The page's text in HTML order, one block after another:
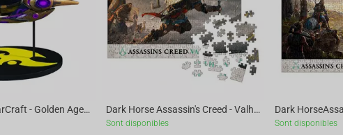
Dark Horse StarCraft - Golden Age Protoss Carrier Ship Limited Edition Replica Dark Horse Assassin's Creed - Valhalla Fortress Assault Puzzle 1000 Pcs
Sont disponibles Sont disponibles